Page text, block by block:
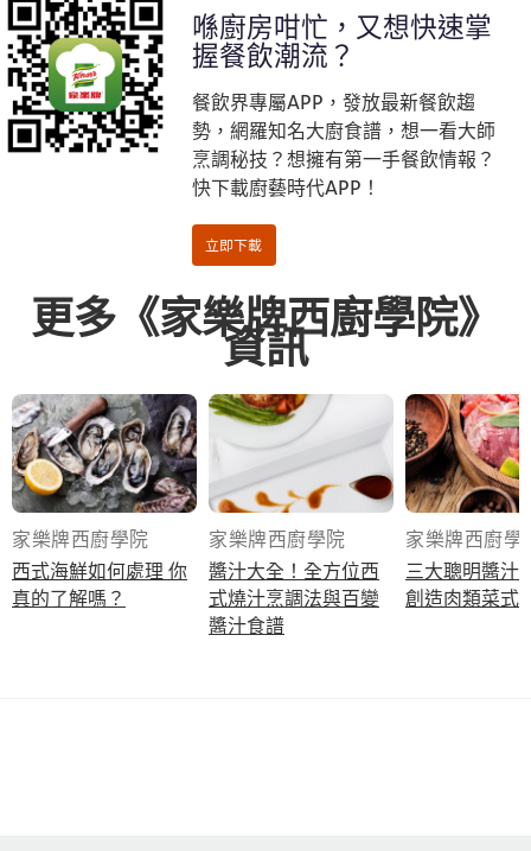
喺廚房咁忙，又想快速掌
握餐飲潮流？
餐飲界專屬APP，發放最新餐飲趨
勢，網羅知名大廚食譜，想一看大師
烹調秘技？想擁有第一手餐飲情報？
快下載廚藝時代APP！
更多《家樂牌西廚學院》
資訊
家樂牌西廚學院
西式海鮮如何處理 你
真的了解嗎？
家樂牌西廚學院
醬汁大全！全方位西
式燒汁烹調法與百變
醬汁食譜
家樂牌西廚學
三大聰明醬汁
創造肉類菜式